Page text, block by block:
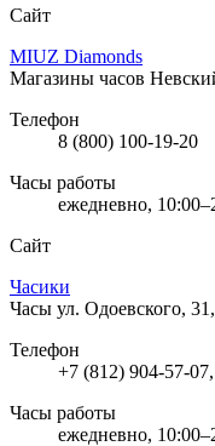
Сайт
MIUZ Diamonds
Магазины часов
Телефон
8 (800) 100-19-20
Часы работы
ежедневно,
Сайт
Часики
Часы ул. Одоевского,
Телефон
+7 (812) 904-57-
Часы работы
ежедневно,